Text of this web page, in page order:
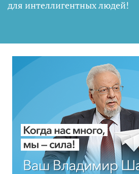
для интеллигентных людей!